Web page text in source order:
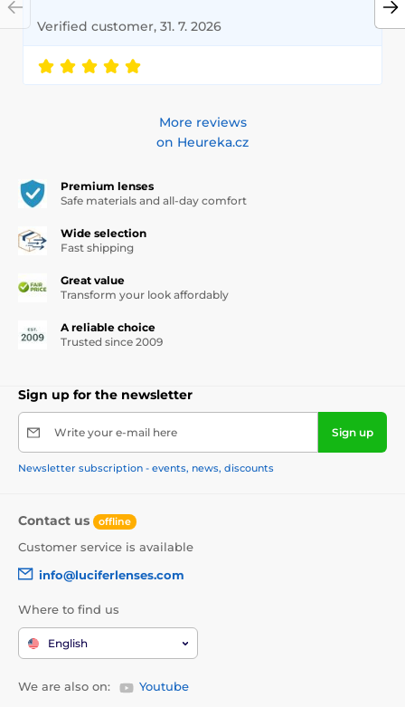
Verified customer, 31. 7. 2026
More reviews
on Heureka.cz
Premium lenses
Safe materials and all-day comfort
Wide selection
Fast shipping
Great value
Transform your look affordably
A reliable choice
Trusted since 2009
Sign up for the newsletter
Write your e-mail here Sign up
Newsletter subscription - events, news, discounts
Contact us offline
Customer service is available
info@luciferlenses.com
Where to find us
English
We are also on: Youtube